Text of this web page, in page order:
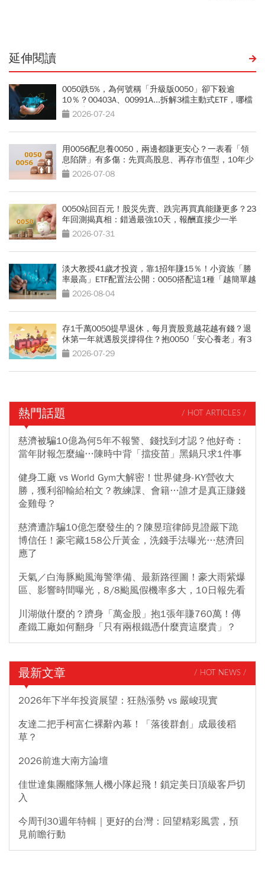
延伸閱讀
0050跌5%，為何號稱「升級版0050」卻下殺逾
10％？00403A、00991A...拆解3檔主動式ETF，哪檔
最抗跌？
2026-07-24
用0056配息養0050，兩邊都賺更安心？一表看「領
息陷阱」有多傷：先買高股息、再存市值型，10年少
賺330萬
2026-07-08
0050站回百元！股災先賣、跌完再買真能賺更多？23
年回測揭真相：錯過最強10天，報酬直接少一半
2026-07-31
淡大教授41歲才投資，靠1招年賺15％！小資族「勝
率最高」ETF配置法公開：0050搭配這1種「越簡單越
好賺」
2026-08-04
存1千萬0050提早退休，每月賣股竟越花越有錢？退
休第一年就遇股災撐得住？抱0050「安心養老」有3
條件2026-07-29
熱門話題 / HOT ARTICLES /
慈濟被騙10億為何5年不報警、錢找到才認？他好奇：
當年財報怎麼編…陳時中背「擋疫苗」黑鍋只求1件事
健身工廠 vs World Gym大解密！世界健身-KY營收大
勝，獲利卻輸給柏文？教練課、會籍…誰才是真正賺錢
金雞母？
慈濟遭詐騙10億怎麼發生的？陳昱瑄律師見證嚴下跪
博信任！豪宅藏158公斤黃金，洗錢手法曝光…慈濟回
應了
天氣／白海豚颱風海警準備、最新路徑圖！豪大雨紫爆
區、影響時間曝光，8/8颱風假機率多大，10日報先看
川湖做什麼的？躋身「萬金股」抱1張年賺760萬！傳
產鐵工廠如何翻身「只有兩根鐵憑什麼賣這麼貴」？
最新文章 / HOT NEWS /
2026年下半年投資展望：狂熱漲勢 vs 嚴峻現實
友達二把手柯富仁裸辭內幕！「落後群創」成最後稻
草？
2026前進大南方論壇
佳世達集團艦隊無人機小隊起飛！鎖定美日頂級客戶切
入
今周刊30週年特輯｜更好的台灣：回望精彩風雲，預
見前瞻行動